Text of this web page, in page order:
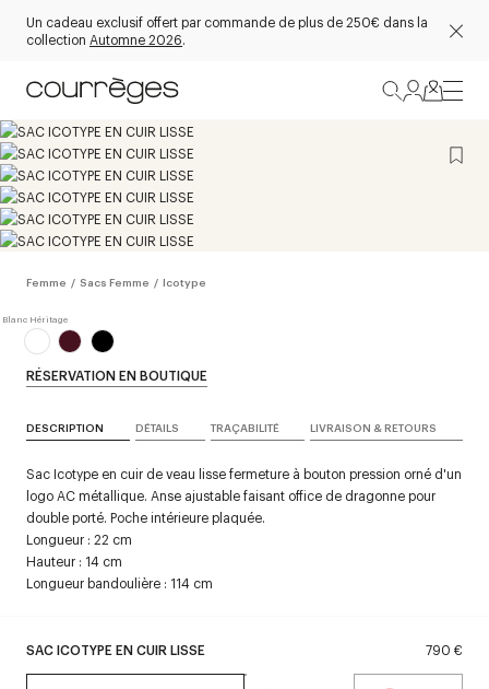
Un cadeau exclusif offert par commande de plus de 250€ dans la
collection Automne 2026.
Femme / Sacs Femme / Icotype
SAC ICOTYPE EN CUIR LISSE 790 €
RÉSERVATION EN BOUTIQUE
DESCRIPTION DÉTAILS TRAÇABILITÉ LIVRAISON & RETOURS
Sac Icotype en cuir de veau lisse fermeture à bouton pression orné d'un
logo AC métallique. Anse ajustable faisant office de dragonne pour
double porté. Poche intérieure plaquée.
Longueur : 22 cm
Hauteur : 14 cm
Longueur bandoulière : 114 cm